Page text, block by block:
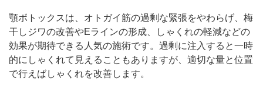
顎ボトックスは、オトガイ筋の過剰な緊張をやわらげ、梅
干しジワの改善やEラインの形成、しゃくれの軽減などの
効果が期待できる人気の施術です。過剰に注入すると一時
的にしゃくれて見えることもありますが、適切な量と位置
で行えばしゃくれを改善します。